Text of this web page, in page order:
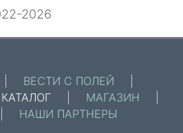
2026
ВЕСТИ С ПОЛЕЙ
КАТАЛОГ МАГАЗИН
НАШИ ПАРТНЕРЫ